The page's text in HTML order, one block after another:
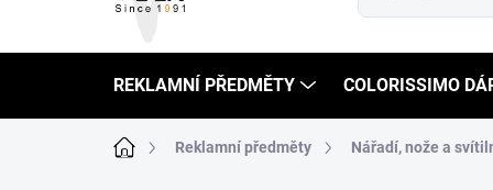
REKLAMNÍ PŘEDMĚTY COLORISSIMO
Domů Reklamní předměty Nářadí, nože a